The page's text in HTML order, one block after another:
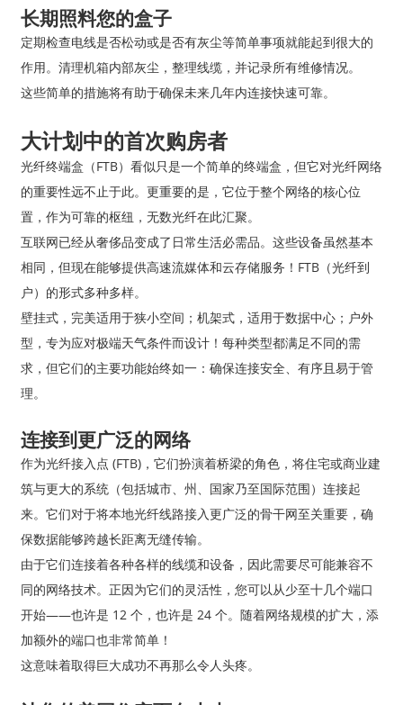
长期照料您的盒子
定期检查电线是否松动或是否有灰尘等简单事项就能起到很大的
作用。清理机箱内部灰尘，整理线缆，并记录所有维修情况。
这些简单的措施将有助于确保未来几年内连接快速可靠。
大计划中的首次购房者
光纤终端盒（FTB）看似只是一个简单的终端盒，但它对光纤网络
的重要性远不止于此。更重要的是，它位于整个网络的核心位
置，作为可靠的枢纽，无数光纤在此汇聚。
互联网已经从奢侈品变成了日常生活必需品。这些设备虽然基本
相同，但现在能够提供高速流媒体和云存储服务！FTB（光纤到
户）的形式多种多样。
壁挂式，完美适用于狭小空间；机架式，适用于数据中心；户外
型，专为应对极端天气条件而设计！每种类型都满足不同的需
求，但它们的主要功能始终如一：确保连接安全、有序且易于管
理。
连接到更广泛的网络
作为光纤接入点 (FTB)，它们扮演着桥梁的角色，将住宅或商业建
筑与更大的系统（包括城市、州、国家乃至国际范围）连接起
来。它们对于将本地光纤线路接入更广泛的骨干网至关重要，确
保数据能够跨越长距离无缝传输。
由于它们连接着各种各样的线缆和设备，因此需要尽可能兼容不
同的网络技术。正因为它们的灵活性，您可以从少至十几个端口
开始——也许是 12 个，也许是 24 个。随着网络规模的扩大，添
加额外的端口也非常简单！
这意味着取得巨大成功不再那么令人头疼。